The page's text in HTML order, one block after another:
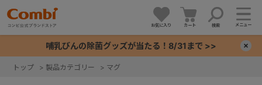
お気に入り カート 検索 メニュー
哺乳びんの除菌グッズが当たる！8/31まで >>
トップ > 製品カテゴリー > マグ